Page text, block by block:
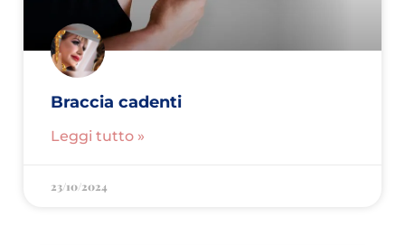
Braccia cadenti
Leggi tutto »
23/10/2024